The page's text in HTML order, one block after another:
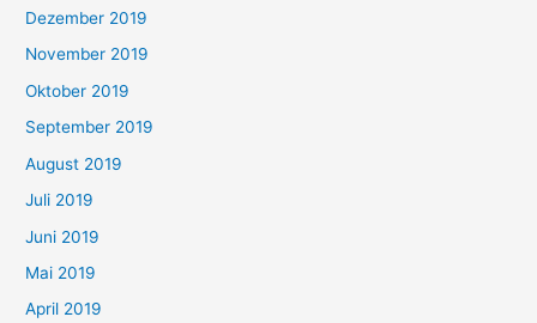
Dezember 2019
November 2019
Oktober 2019
September 2019
August 2019
Juli 2019
Juni 2019
Mai 2019
April 2019